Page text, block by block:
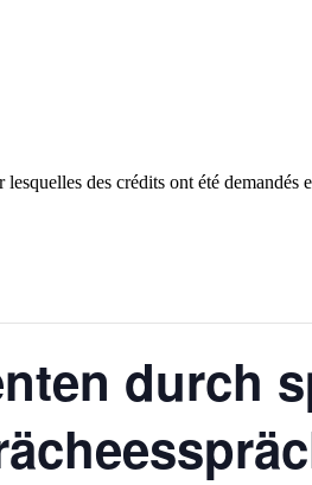
des crédits ont été demandés
durch